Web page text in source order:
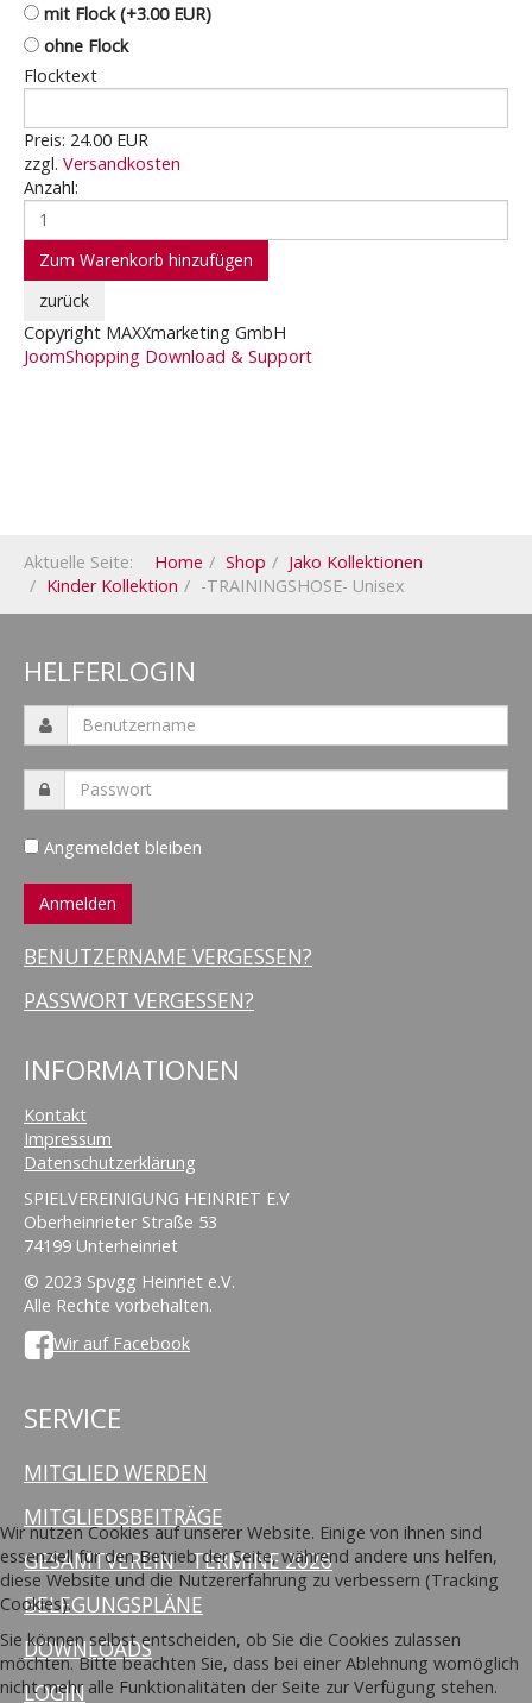
mit Flock (+3.00 EUR)
ohne Flock
Flocktext
Preis: 24.00 EUR
zzgl. Versandkosten
Anzahl:
Copyright MAXXmarketing GmbH
JoomShopping Download & Support
Aktuelle Seite: Home Shop
Jako Kollektionen
Kinder Kollektion
-TRAININGSHOSE- Unisex
HELFERLOGIN
Angemeldet bleiben
BENUTZERNAME VERGESSEN?
PASSWORT VERGESSEN?
INFORMATIONEN
Kontakt
Impressum
Datenschutzerklärung
SPIELVEREINIGUNG HEINRIET E.V
Oberheinrieter Straße 53
74199 Unterheinriet
© 2023 Spvgg Heinriet e.V.
Alle Rechte vorbehalten.
Wir auf Facebook
SERVICE
MITGLIED WERDEN
MITGLIEDSBEITRÄGE
GESAMTVEREIN - TERMINE 2026
BELEGUNGSPLÄNE
DOWNLOADS
LOGIN
Wir nutzen Cookies auf unserer Website. Einige von ihnen sind
essenziell für den Betrieb der Seite, während andere uns helfen,
diese Website und die Nutzererfahrung zu verbessern (Tracking
Cookies).
Sie können selbst entscheiden, ob Sie die Cookies zulassen
möchten. Bitte beachten Sie, dass bei einer Ablehnung womöglich
nicht mehr alle Funktionalitäten der Seite zur Verfügung stehen.